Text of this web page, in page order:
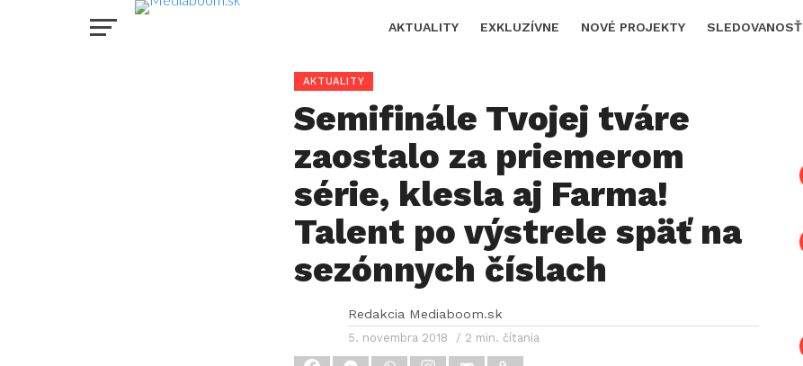
AKTUALITY EXKLUZÍVNE NOVÉ PROJEKTY SLEDOVANOSŤ
AKTUALITY
Semifinále Tvojej tváre
zaostalo za priemerom
série, klesla aj Farma!
Talent po výstrele späť na
sezónnych číslach
Redakcia Mediaboom.sk
5. novembra 2018 / 2 min. čítania